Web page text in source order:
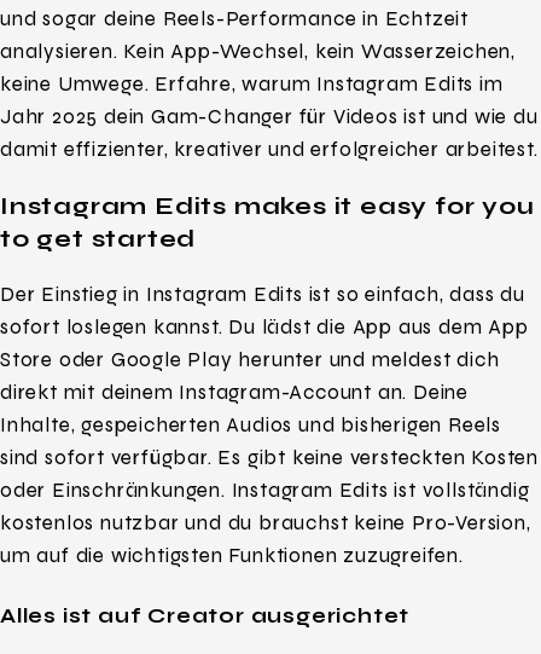
und sogar deine Reels-Performance in Echtzeit
analysieren. Kein App-Wechsel, kein Wasserzeichen,
keine Umwege. Erfahre, warum Instagram Edits im
Jahr 2025 dein Gam-Changer für Videos ist und wie du
damit effizienter, kreativer und erfolgreicher arbeitest.
Instagram Edits makes it easy for you
to get started
Der Einstieg in Instagram Edits ist so einfach, dass du
sofort loslegen kannst. Du lädst die App aus dem App
Store oder Google Play herunter und meldest dich
direkt mit deinem Instagram-Account an. Deine
Inhalte, gespeicherten Audios und bisherigen Reels
sind sofort verfügbar. Es gibt keine versteckten Kosten
oder Einschränkungen. Instagram Edits ist vollständig
kostenlos nutzbar und du brauchst keine Pro-Version,
um auf die wichtigsten Funktionen zuzugreifen.
Alles ist auf Creator ausgerichtet